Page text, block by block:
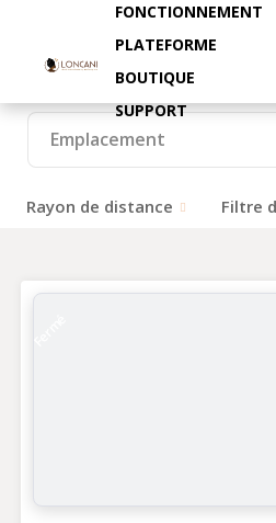
FONCTIONNEMENT
PLATEFORME
BOUTIQUE
SUPPORT
Rayon de distance Filtre